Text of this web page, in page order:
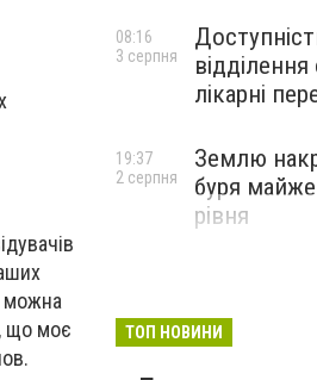
можна
що моє
лікарні
08:16
3 серпня
Землю
буря
рівня
19:37
2 серпня
ТОП НОВИНИ